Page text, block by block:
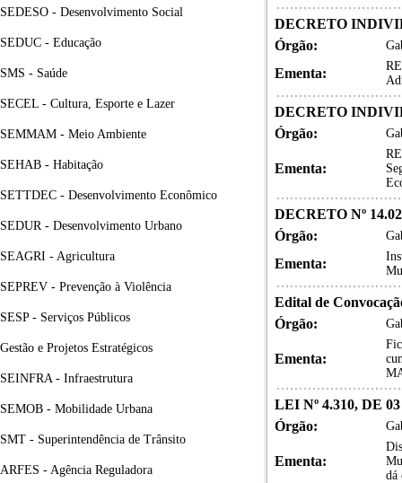
SEDESO - Desenvolvimento Social
SEDUC - Educação
SMS - Saúde
SECEL - Cultura, Esporte e Lazer
SEMMAM - Meio Ambiente
SEHAB - Habitação
SETTDEC - Desenvolvimento Econômico
SEDUR - Desenvolvimento Urbano
SEAGRI - Agricultura
SEPREV - Prevenção à Violência
SESP - Serviços Públicos
Gestão e Projetos Estratégicos
SEINFRA - Infraestrutura
SEMOB - Mobilidade Urbana
SMT - Superintendência de Trânsito
ARFES - Agência Reguladora
DECRETO
Órgão:
Ementa:
DECRETO
Órgão:
Ementa:
DECRETO Nº
Órgão:
Ementa:
Edital de
Órgão:
Ementa:
LEI Nº 4.310, DE
Órgão:
Ementa:
dá